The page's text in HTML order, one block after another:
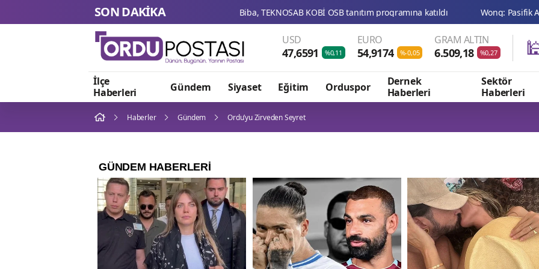
SON DAKİKA
USD
47,6591 %0,11
EURO
54,9174 %-0,05
GRAM ALTIN
6.509,18 %0,27
İlçe
Haberleri
Gündem Siyaset Eğitim Orduspor
Dernek
Haberleri
Sektör
Haberleri
Haberler Gündem Ordu’yu Zirveden Seyret